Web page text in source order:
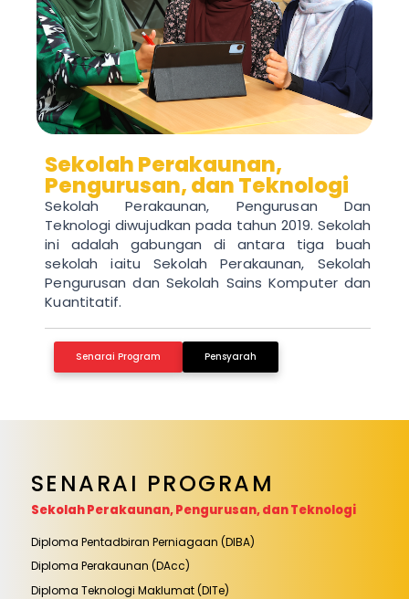
Sekolah Perakaunan,
Pengurusan, dan Teknologi
Sekolah Perakaunan, Pengurusan Dan
Teknologi diwujudkan pada tahun 2019. Sekolah
ini adalah gabungan di antara tiga buah
sekolah iaitu Sekolah Perakaunan, Sekolah
Pengurusan dan Sekolah Sains Komputer dan
Kuantitatif.
Senarai Program Pensyarah
SENARAI PROGRAM
Sekolah Perakaunan, Pengurusan, dan Teknologi
Diploma Pentadbiran Perniagaan (DIBA)
Diploma Perakaunan (DAcc)
Diploma Teknologi Maklumat (DITe)